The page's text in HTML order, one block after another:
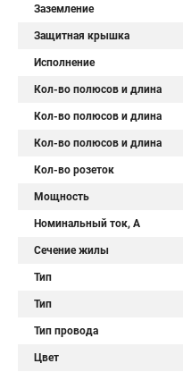
Заземление
Защитная крышка
Исполнение
Кол-во полюсов и длина
Кол-во полюсов и длина
Кол-во полюсов и длина
Кол-во розеток
Мощность
Номинальный ток, А
Сечение жилы
Тип
Тип
Тип провода
Цвет